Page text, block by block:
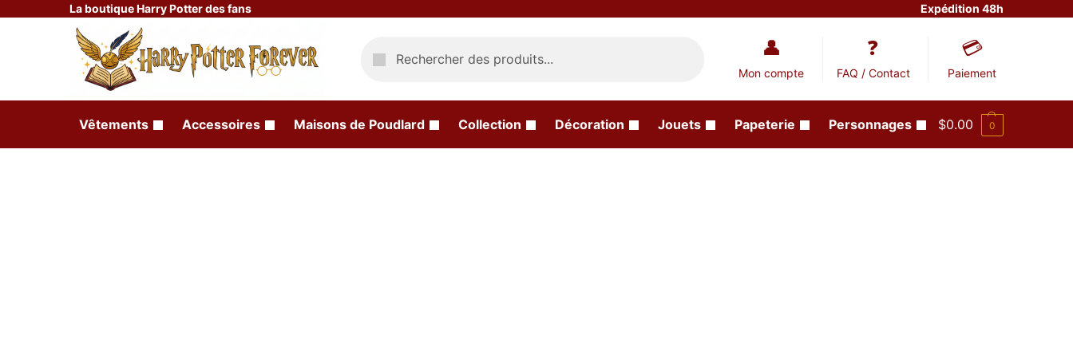
La boutique Harry Potter des fans Expédition 48h
Mon compte FAQ / Contact Paiement
Vêtements Accessoires Maisons de Poudlard Collection Décoration Jouets Papeterie Personnages $0.00 0